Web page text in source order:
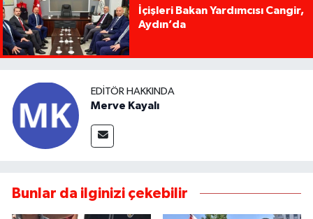
İçişleri Bakan Yardımcısı Cangir,
Aydın’da
EDITÖR HAKKINDA
Merve Kayalı
Bunlar da ilginizi çekebilir